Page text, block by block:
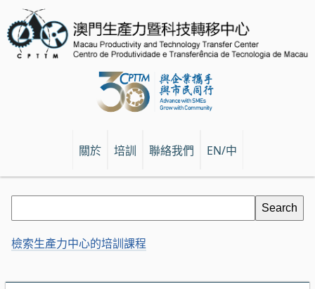
關於 培訓 聯絡我們 EN/中
檢索生產力中心的培訓課程